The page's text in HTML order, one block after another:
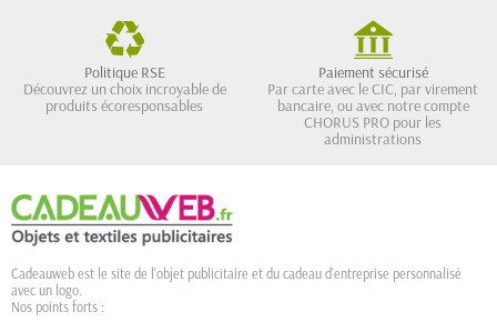
Politique RSE
Découvrez un choix incroyable de
produits écoresponsables
Paiement sécurisé
Par carte avec le CIC, par virement
bancaire, ou avec notre compte
CHORUS PRO pour les
administrations
Cadeauweb est le site de l'objet publicitaire et du cadeau d'entreprise personnalisé
avec un logo.
Nos points forts :